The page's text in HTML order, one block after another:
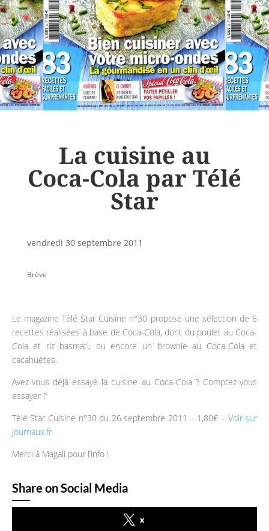
La cuisine au
Coca-Cola par Télé
Star
vendredi 30 septembre 2011
Brève
Le magazine Télé Star Cuisine n°30 propose une sélection de 6
recettes réalisées à base de Coca-Cola, dont du poulet au Coca-
Cola et riz basmati, ou encore un brownie au Coca-Cola et
cacahuètes.
Avez-vous déjà essayé la cuisine au Coca-Cola ? Comptez-vous
essayer ?
Télé Star Cuisine n°30 du 26 septembre 2011 – 1,80€ – Voir sur
Journaux.fr
Merci à Magali pour l’info !
Share on Social Media
x